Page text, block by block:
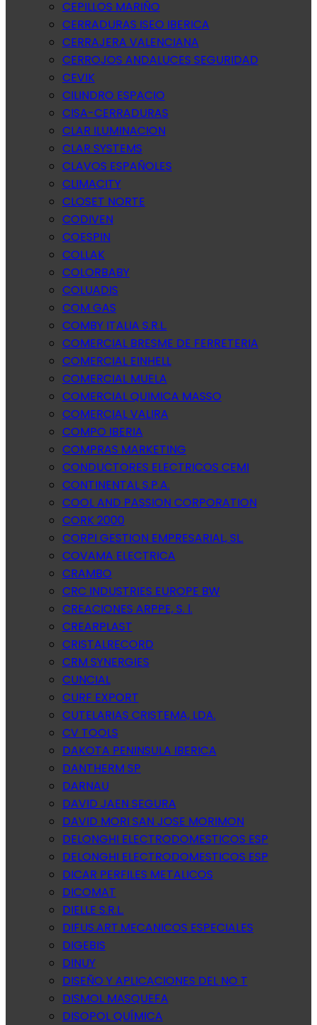
CEPILLOS MARIÑO
CERRADURAS ISEO IBERICA
CERRAJERA VALENCIANA
CERROJOS ANDALUCES SEGURIDAD
CEVIK
CILINDRO ESPACIO
CISA-CERRADURAS
CLAR ILUMINACION
CLAR SYSTEMS
CLAVOS ESPAÑOLES
CLIMACITY
CLOSET NORTE
CODIVEN
COESPIN
COLLAK
COLORBABY
COLUADIS
COM GAS
COMBY ITALIA S.R.L.
COMERCIAL BRESME DE FERRETERIA
COMERCIAL EINHELL
COMERCIAL MUELA
COMERCIAL QUIMICA MASSO
COMERCIAL VALIRA
COMPO IBERIA
COMPRAS MARKETING
CONDUCTORES ELECTRICOS CEMI
CONTINENTAL S.P.A.
COOL AND PASSION CORPORATION
CORK 2000
CORPI GESTION EMPRESARIAL, SL.
COVAMA ELECTRICA
CRAMBO
CRC INDUSTRIES EUROPE BW
CREACIONES ARPPE, S. l.
CREARPLAST
CRISTALRECORD
CRM SYNERGIES
CUNCIAL
CURF EXPORT
CUTELARIAS CRISTEMA, LDA.
CV TOOLS
DAKOTA PENINSULA IBERICA
DANTHERM SP
DARNAU
DAVID JAEN SEGURA
DAVID MORI SAN JOSE MORIMON
DELONGHI ELECTRODOMESTICOS ESP
DELONGHI ELECTRODOMESTICOS ESP
DICAR PERFILES METALICOS
DICOMAT
DIELLE S.R.L.
DIFUS.ART.MECANICOS ESPECIALES
DIGEBIS
DINUY
DISEÑO Y APLICACIONES DEL NO T
DISMOL MASQUEFA
DISOPOL QUÍMICA